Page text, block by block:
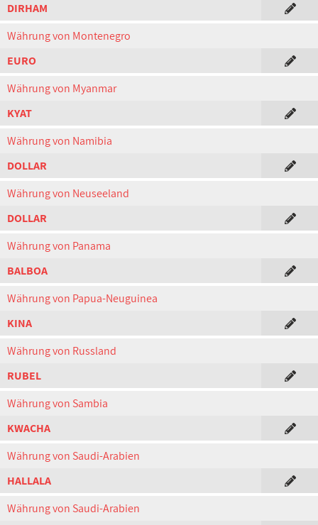
DIRHAM
Währung von Montenegro
EURO
Währung von Myanmar
KYAT
Währung von Namibia
DOLLAR
Währung von Neuseeland
DOLLAR
Währung von Panama
BALBOA
Währung von Papua-Neuguinea
KINA
Währung von Russland
RUBEL
Währung von Sambia
KWACHA
Währung von Saudi-Arabien
HALLALA
Währung von Saudi-Arabien